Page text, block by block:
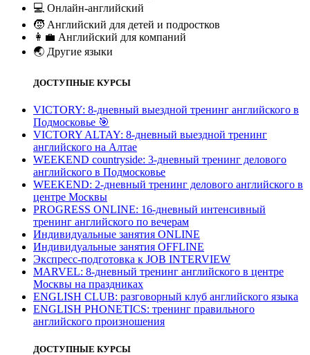
💻 Онлайн-английский
🧒 Английский для детей и подростков
👩‍💼 Английский для компаний
🌏 Другие языки
ДОСТУПНЫЕ КУРСЫ
VICTORY: 8-дневный выездной тренинг английского в
Подмосковье 🎯
VICTORY ALTAY: 8-дневный выездной тренинг
английского на Алтае
WEEKEND countryside: 3-дневный тренинг делового
английского в Подмосковье
WEEKEND: 2-дневный тренинг делового английского в
центре Москвы
PROGRESS ONLINE: 16-дневный интенсивный
тренинг английского по вечерам
Индивидуальные занятия ONLINE
Индивидуальные занятия OFFLINE
Экспресс-подготовка к JOB INTERVIEW
МARVEL: 8-дневный тренинг английского в центре
Москвы на праздниках
ENGLISH CLUB: разговорный клуб английского языка
ENGLISH PHONETICS: тренинг правильного
английского произношения
ДОСТУПНЫЕ КУРСЫ